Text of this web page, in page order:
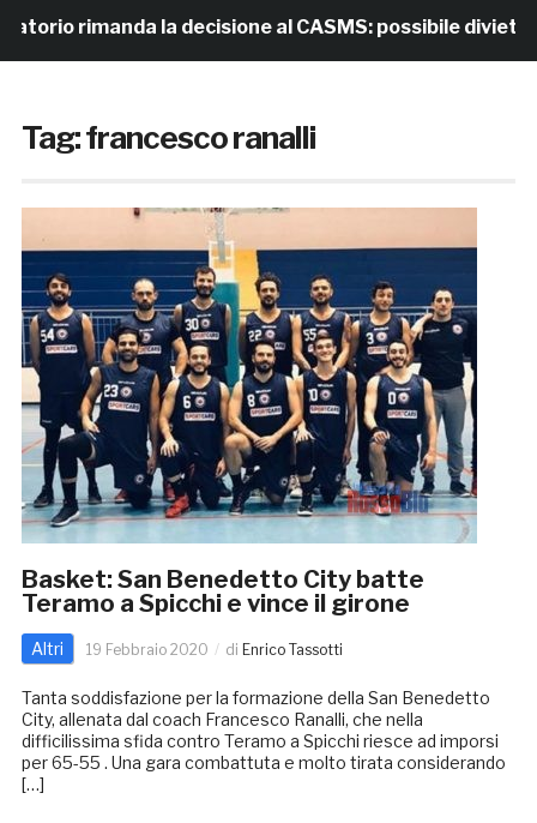
la decisione al CASMS: possibile divieto
Tag:francesco ranalli
Basket: San Benedetto City batte
Teramo a Spicchi e vince il girone
Altri 19 Febbraio 2020 di Enrico Tassotti
Tanta soddisfazione per la formazione della San Benedetto
City, allenata dal coach Francesco Ranalli, che nella
difficilissima sfida contro Teramo a Spicchi riesce ad imporsi
per 65-55 . Una gara combattuta e molto tirata considerando
[…]